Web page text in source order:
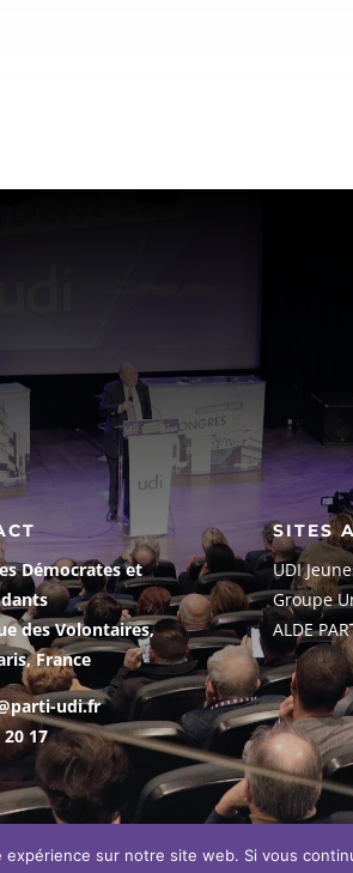
Démocrates et
des Volontaires,
France
udi.fr
20 17
SITES
UDI
Groupe
ALDE
sur notre site web. Si vous